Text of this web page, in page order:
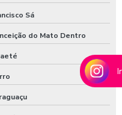
água
Sá
do Mato Dentro